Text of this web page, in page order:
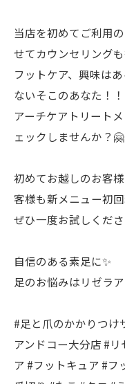
当店を初めてご利用
せてカウンセリング
フットケア、興味は
ないそこのあなた！！
アーチケアトリート
ェックしませんか？🤗
初めてお越しのお客
客様も新メニュー初
ぜひ一度お試しくだ
自信のある素足に✨
足のお悩みはリゼラ
#足と爪のかかりつけ
アンドコー大分店 #
ア #フットキュア #フ